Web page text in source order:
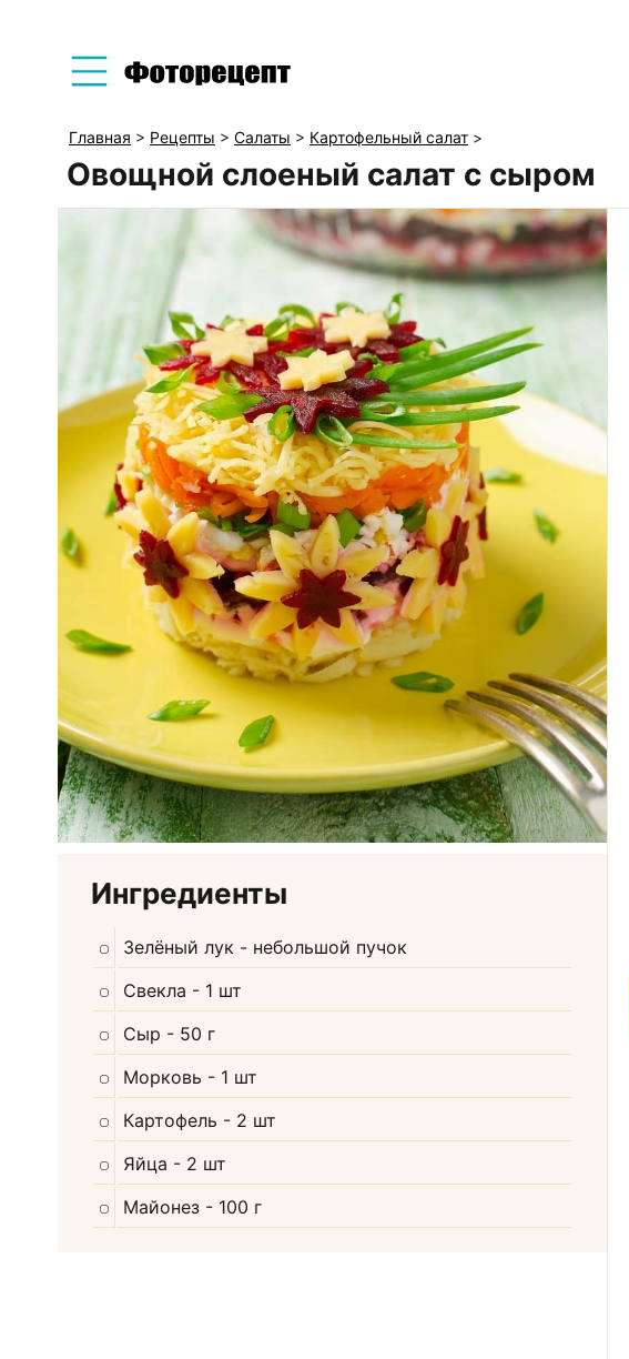
Главная > Рецепты > Салаты > Картофельный салат >
Овощной слоеный салат с сыром
Ингредиенты
Зелёный лук - небольшой пучок
Свекла - 1 шт
Сыр - 50 г
Морковь - 1 шт
Картофель - 2 шт
Яйца - 2 шт
Майонез - 100 г